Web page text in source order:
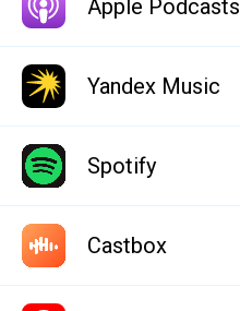
Apple Podcasts
Yandex Music
Spotify
Castbox